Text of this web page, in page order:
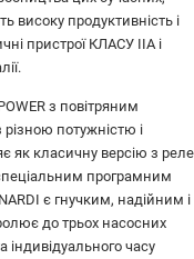
високу продуктивність і
пристрої КЛАСУ IIA і
з повітряним
потужністю і
як класичну версію з реле
програмним
є гнучким, надійним і
до трьох насосних
індивідуального часу